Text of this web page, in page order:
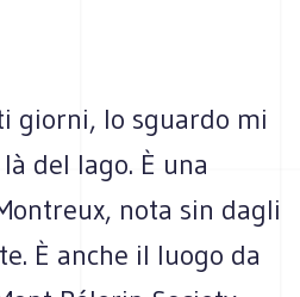
giorni, lo sguardo mi
del lago. È una
nota sin dagli
È anche il luogo da